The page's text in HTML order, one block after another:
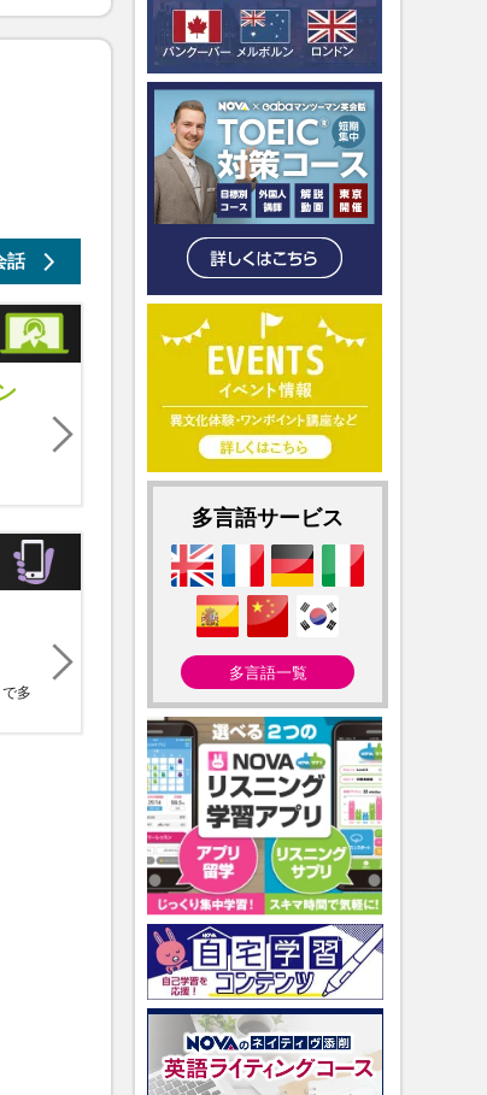
話
多
多言語サービス
多言語一覧